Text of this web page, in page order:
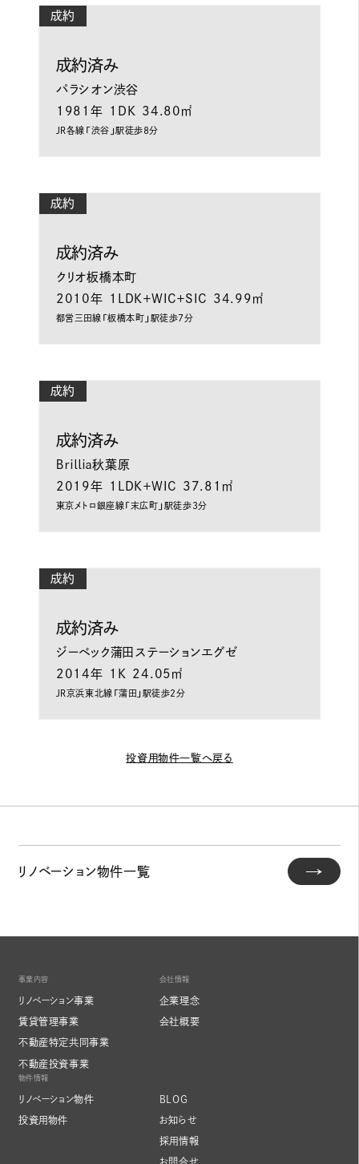
成約
成約済み
パラシオン渋谷
1981年
1DK 34.80㎡
ＪＲ各線「渋谷」駅徒歩8分
成約
成約済み
クリオ板橋本町
2010年
1LDK＋WIC＋SIC 34.99㎡
都営三田線「板橋本町」駅徒歩7分
成約
成約済み
Ｂｒｉｌｌｉａ秋葉原
2019年
1LDK＋WIC 37.81㎡
東京メトロ銀座線「末広町」駅徒歩3分
成約
成約済み
ジーベック蒲田ステーションエグゼ
2014年
1K 24.05㎡
ＪＲ京浜東北線「蒲田」駅徒歩2分
投資用物件一覧へ戻る
リノベーション物件一覧
事業内容
リノベーション事業
賃貸管理事業
不動産特定共同事業
不動産投資事業
会社情報
企業理念
会社概要
物件情報
リノベーション物件
投資用物件
BLOG
お知らせ
採用情報
お問合せ